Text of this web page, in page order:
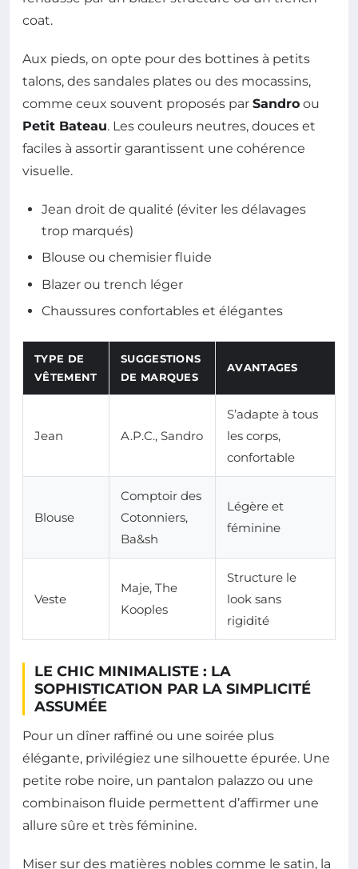
coat.
Aux pieds, on opte pour des bottines à petits
talons, des sandales plates ou des mocassins,
comme ceux souvent proposés par Sandro ou
Petit Bateau. Les couleurs neutres, douces et
faciles à assortir garantissent une cohérence
visuelle.
Jean droit de qualité (éviter les délavages
trop marqués)
Blouse ou chemisier fluide
Blazer ou trench léger
Chaussures confortables et élégantes
TYPE DE
VÊTEMENT
SUGGESTIONS
DE MARQUES
AVANTAGES
Jean A.P.C., Sandro
S’adapte à tous
les corps,
confortable
Blouse
Comptoir des
Cotonniers,
Ba&sh
Légère et
féminine
Veste
Maje, The
Kooples
Structure le
look sans
rigidité
LE CHIC MINIMALISTE : LA
SOPHISTICATION PAR LA SIMPLICITÉ
ASSUMÉE
Pour un dîner raffiné ou une soirée plus
élégante, privilégiez une silhouette épurée. Une
petite robe noire, un pantalon palazzo ou une
combinaison fluide permettent d’affirmer une
allure sûre et très féminine.
Miser sur des matières nobles comme le satin, la